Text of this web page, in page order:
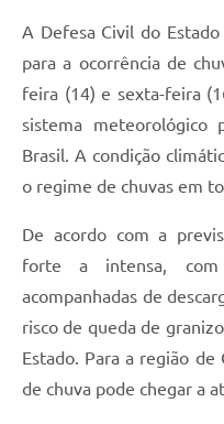
A Defesa Civil do
para a ocorrência de
feira (14) e sexta-feira
sistema meteorológico
Brasil. A condição
o regime de chuvas em
De acordo com a
forte a intensa, com
acompanhadas de
risco de queda de
Estado. Para a região de
de chuva pode chegar a